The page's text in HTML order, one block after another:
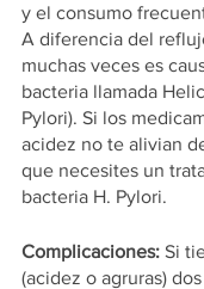
y el consumo
A diferencia del
muchas veces es
bacteria llamada
Pylori). Si los
acidez no te alivian
que necesites un
bacteria H. Pylori.
Complicaciones: Si
(acidez o agruras)